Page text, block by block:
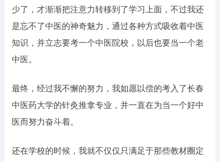
少了，才渐渐把注意力转移到了学习上面，不过我还
是忘不了中医的神奇魅力，通过各种方式吸收着中医
知识，并立志要考一个中医院校，以后也要当一个老
中医。
最终，经过我不懈的努力，我如愿以偿的考入了长春
中医药大学的针灸推拿专业，并一直在为当一个好中
医而努力奋斗着。
还在学校的时候，我就不仅仅只满足于那些教材圈定